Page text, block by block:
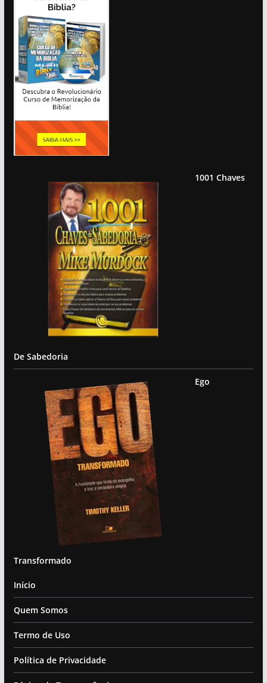
1001 Chaves
De Sabedoria
Ego
Transformado
Início
Quem Somos
Termo de Uso
Política de Privacidade